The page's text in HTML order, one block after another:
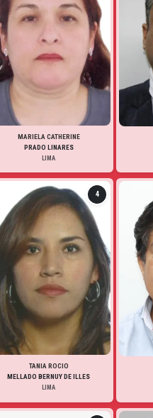
MARIELA CATHERINE
PRADO LINARES
LIMA
4
TANIA ROCIO
MELLADO BERNUY DE ILLES
LIMA